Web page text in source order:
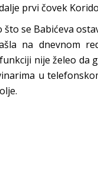
prvi čovek
što se Babićeva
na dnevnom
nije želeo da
u